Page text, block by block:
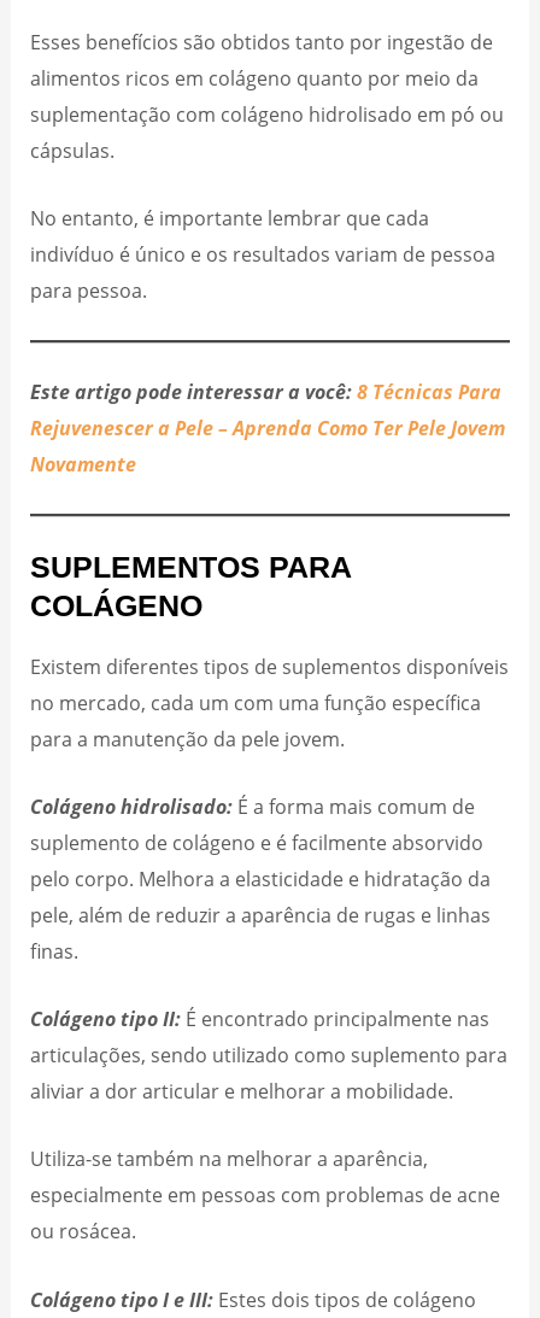
Esses benefícios são obtidos tanto por ingestão de
alimentos ricos em colágeno quanto por meio da
suplementação com colágeno hidrolisado em pó ou
cápsulas.
No entanto, é importante lembrar que cada
indivíduo é único e os resultados variam de pessoa
para pessoa.
Este artigo pode interessar a você:8 Técnicas Para
Rejuvenescer a Pele – Aprenda Como Ter Pele Jovem
Novamente
SUPLEMENTOS PARA
COLÁGENO
Existem diferentes tipos de suplementos disponíveis
no mercado, cada um com uma função específica
para a manutenção da pele jovem.
Colágeno hidrolisado: É a forma mais comum de
suplemento de colágeno e é facilmente absorvido
pelo corpo. Melhora a elasticidade e hidratação da
pele, além de reduzir a aparência de rugas e linhas
finas.
Colágeno tipo II: É encontrado principalmente nas
articulações, sendo utilizado como suplemento para
aliviar a dor articular e melhorar a mobilidade.
Utiliza-se também na melhorar a aparência,
especialmente em pessoas com problemas de acne
ou rosácea.
Colágeno tipo I e III: Estes dois tipos de colágeno